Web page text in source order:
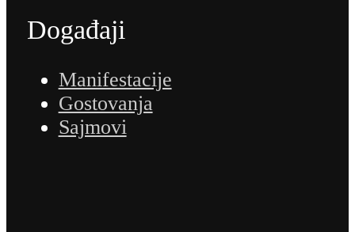
Događaji
Manifestacije
Gostovanja
Sajmovi